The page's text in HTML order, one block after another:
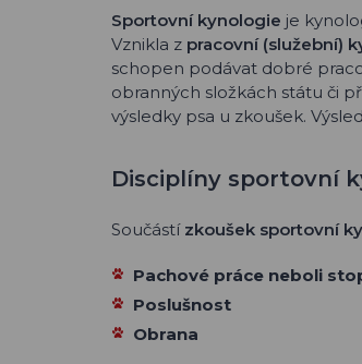
Sportovní kynologie je
Vznikla z pracovní (služební)
schopen podávat dobré
obranných složkách státu či
výsledky psa u zkoušek.
Disciplíny sportovní
Součástí zkoušek sportovní
Pachové práce neboli
Poslušnost
Obrana